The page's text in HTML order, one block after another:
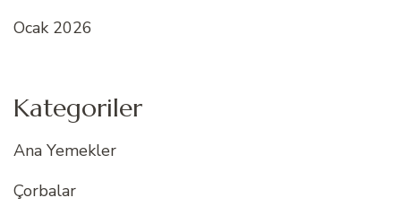
Ocak 2026
Kategoriler
Ana Yemekler
Çorbalar